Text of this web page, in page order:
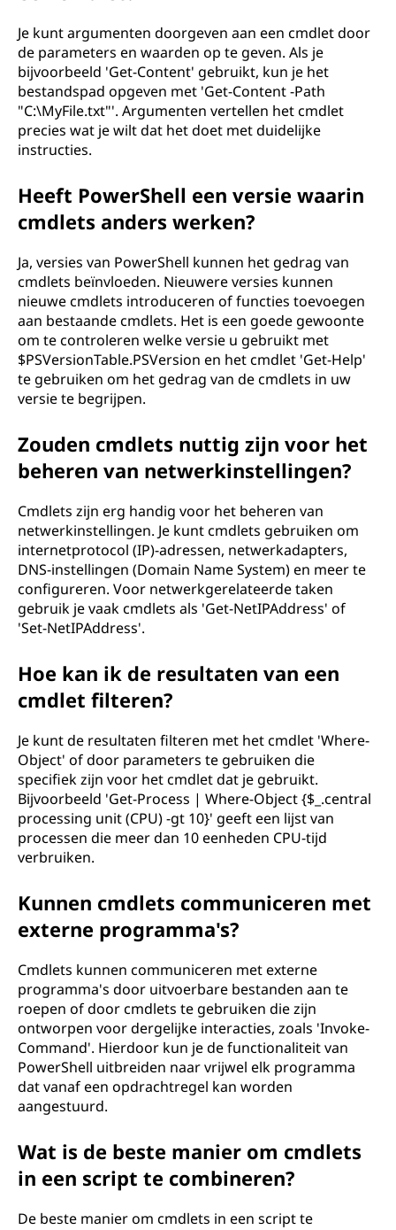
Je kunt argumenten doorgeven aan een cmdlet door
de parameters en waarden op te geven. Als je
bijvoorbeeld 'Get-Content' gebruikt, kun je het
bestandspad opgeven met 'Get-Content -Path
"C:\MyFile.txt"'. Argumenten vertellen het cmdlet
precies wat je wilt dat het doet met duidelijke
instructies.
Heeft PowerShell een versie waarin
cmdlets anders werken?
Ja, versies van PowerShell kunnen het gedrag van
cmdlets beïnvloeden. Nieuwere versies kunnen
nieuwe cmdlets introduceren of functies toevoegen
aan bestaande cmdlets. Het is een goede gewoonte
om te controleren welke versie u gebruikt met
$PSVersionTable.PSVersion en het cmdlet 'Get-Help'
te gebruiken om het gedrag van de cmdlets in uw
versie te begrijpen.
Zouden cmdlets nuttig zijn voor het
beheren van netwerkinstellingen?
Cmdlets zijn erg handig voor het beheren van
netwerkinstellingen. Je kunt cmdlets gebruiken om
internetprotocol (IP)-adressen, netwerkadapters,
DNS-instellingen (Domain Name System) en meer te
configureren. Voor netwerkgerelateerde taken
gebruik je vaak cmdlets als 'Get-NetIPAddress' of
'Set-NetIPAddress'.
Hoe kan ik de resultaten van een
cmdlet filteren?
Je kunt de resultaten filteren met het cmdlet 'Where-
Object' of door parameters te gebruiken die
specifiek zijn voor het cmdlet dat je gebruikt.
Bijvoorbeeld 'Get-Process | Where-Object {$_.central
processing unit (CPU) -gt 10}' geeft een lijst van
processen die meer dan 10 eenheden CPU-tijd
verbruiken.
Kunnen cmdlets communiceren met
externe programma's?
Cmdlets kunnen communiceren met externe
programma's door uitvoerbare bestanden aan te
roepen of door cmdlets te gebruiken die zijn
ontworpen voor dergelijke interacties, zoals 'Invoke-
Command'. Hierdoor kun je de functionaliteit van
PowerShell uitbreiden naar vrijwel elk programma
dat vanaf een opdrachtregel kan worden
aangestuurd.
Wat is de beste manier om cmdlets
in een script te combineren?
De beste manier om cmdlets in een script te